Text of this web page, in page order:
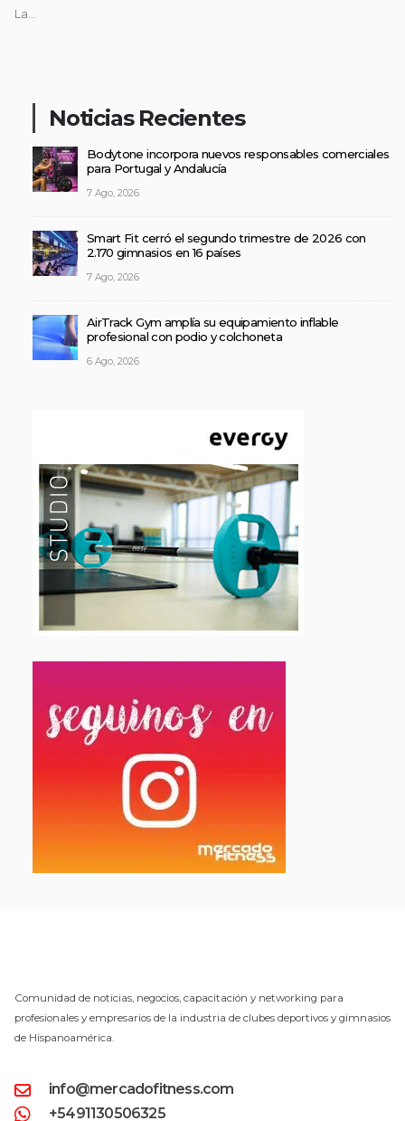
La...
Noticias Recientes
Bodytone incorpora nuevos responsables comerciales
para Portugal y Andalucía
7 Ago, 2026
Smart Fit cerró el segundo trimestre de 2026 con
2.170 gimnasios en 16 países
7 Ago, 2026
AirTrack Gym amplía su equipamiento inflable
profesional con podio y colchoneta
6 Ago, 2026
Comunidad de noticias, negocios, capacitación y networking para
profesionales y empresarios de la industria de clubes deportivos y gimnasios
de Hispanoamérica.
info@mercadofitness.com
+5491130506325